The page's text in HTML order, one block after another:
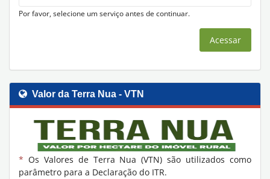
Por favor, selecione um serviço antes de continuar.
Acessar
Valor da Terra Nua - VTN
* Os Valores de Terra Nua (VTN) são utilizados como
parâmetro para a Declaração do ITR.